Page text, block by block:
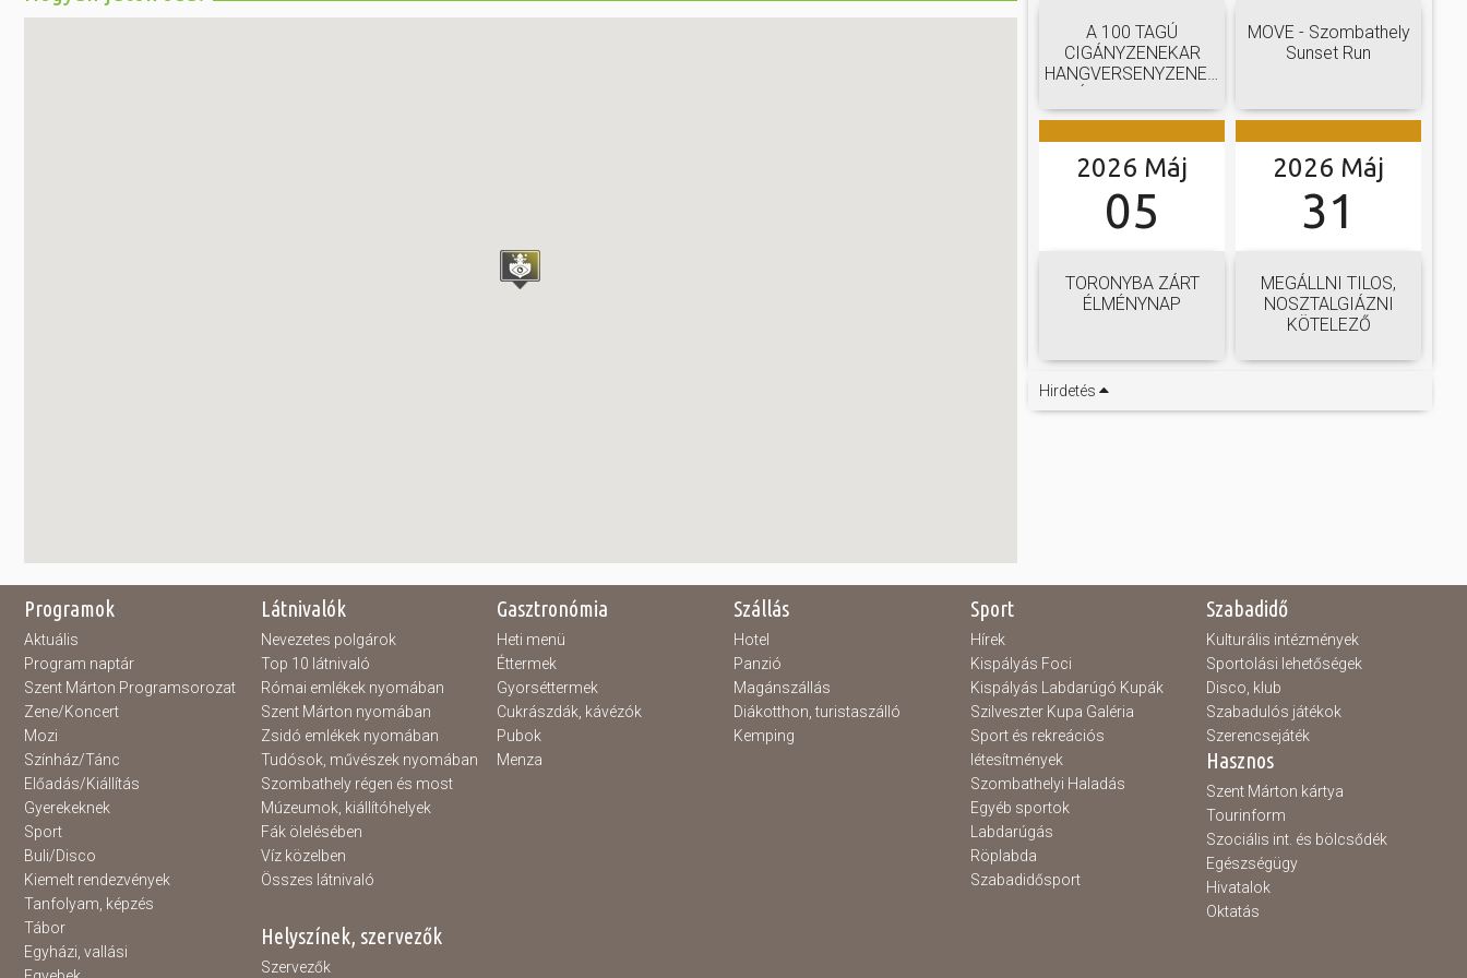
A 100 TAGÚ
CIGÁNYZENEKAR
HANGVERSENYZENEKARI
MOVE - Szombathely
Sunset Run
2026 Máj
05
TORONYBA ZÁRT
ÉLMÉNYNAP
2026 Máj
31
MEGÁLLNI TILOS,
NOSZTALGIÁZNI
KÖTELEZŐ
Hirdetés
Programok
Aktuális
Program naptár
Szent Márton Programsorozat
Zene/Koncert
Mozi
Színház/Tánc
Előadás/Kiállítás
Gyerekeknek
Sport
Buli/Disco
Kiemelt rendezvények
Tanfolyam, képzés
Tábor
Egyházi, vallási
Látnivalók
Nevezetes polgárok
Top 10 látnivaló
Római emlékek nyomában
Szent Márton nyomában
Zsidó emlékek nyomában
Tudósok, művészek nyomában
Szombathely régen és most
Múzeumok, kiállítóhelyek
Fák ölelésében
Víz közelben
Összes látnivaló
Gasztronómia
Heti menü
Éttermek
Gyorséttermek
Cukrászdák, kávézók
Pubok
Menza
Szállás
Hotel
Panzió
Magánszállás
Diákotthon, turistaszálló
Kemping
Sport
Hírek
Kispályás Foci
Kispályás Labdarúgó Kupák
Szilveszter Kupa Galéria
Sport és rekreációs
létesítmények
Szombathelyi Haladás
Egyéb sportok
Labdarúgás
Röplabda
Szabadidősport
Szabadidő
Kulturális intézmények
Sportolási lehetőségek
Disco, klub
Szabadulós játékok
Szerencsejáték
Hasznos
Szent Márton kártya
Tourinform
Szociális int. és bölcsődék
Egészségügy
Hivatalok
Oktatás
Helyszínek, szervezők
Szervezők